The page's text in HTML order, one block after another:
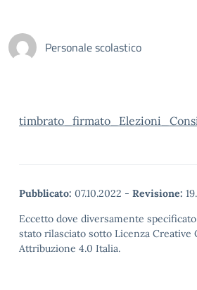
Personale scolastico
Pubblicato: 07.10.2022 - Revisione:
Eccetto dove diversamente
stato rilasciato sotto Licenza Creative
Attribuzione 4.0 Italia.